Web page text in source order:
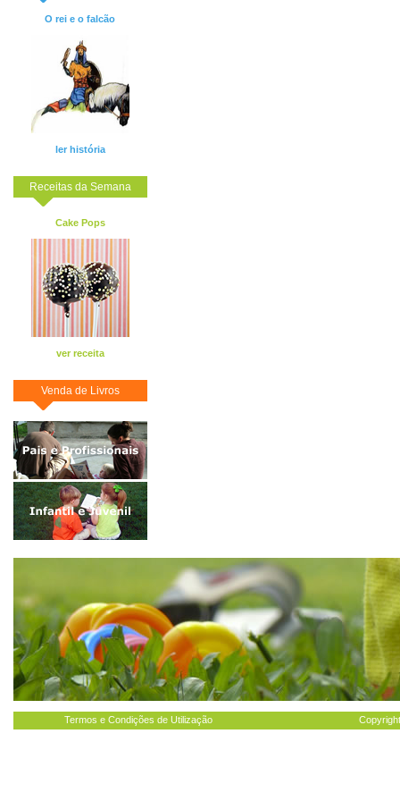
O rei e o falcão
ler história
Receitas da Semana
Cake Pops
ver receita
Venda de Livros
Termos e Condições de Utilização